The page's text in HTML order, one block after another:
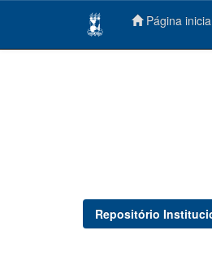
Página
Repositório